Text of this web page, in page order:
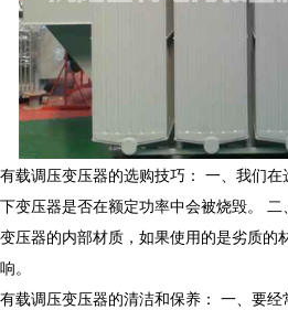
有载调压变压器的选购技巧： 一、我们
下变压器是否在额定功率中会被烧毁。
变压器的内部材质，如果使用的是劣质的
响。
有载调压变压器的清洁和保养： 一、要